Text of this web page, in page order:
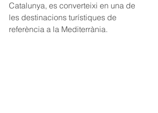
Catalunya, es converteixi en una de
les destinacions turístiques de
referència a la Mediterrània.